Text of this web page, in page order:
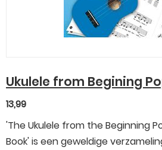
Ukulele from Begining
13,99
'The Ukulele from the Beginning
Book' is een geweldige